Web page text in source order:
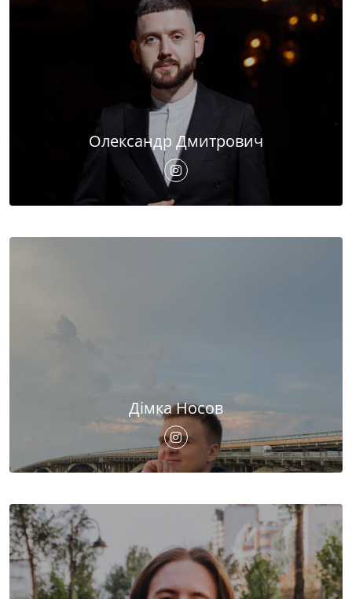
Олександр Дмитрович
Дімка Носов